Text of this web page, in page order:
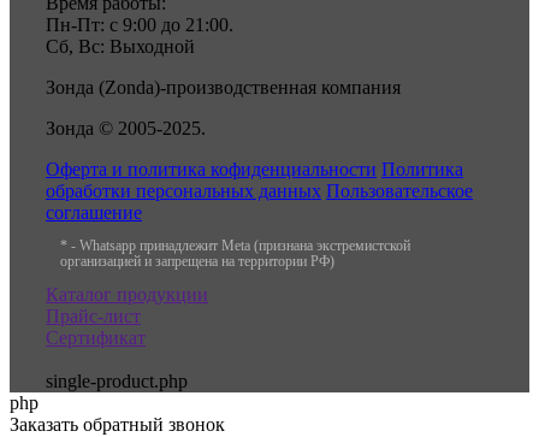
Пн-Пт: с 9:00 до 21:00.
Сб, Вс: Выходной
Зонда (Zonda)-производственная компания
Зонда © 2005-2025.
Оферта и политика кофиденциальности Политика
обработки персональных данных Пользовательское
соглашение
* - Whatsapp принадлежит Meta (признана экстремистской
организацией и запрещена на территории РФ)
Каталог продукции
Прайс-лист
Сертификат
single-product.php
php
Заказать обратный звонок